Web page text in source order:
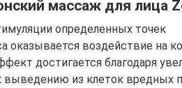
массаж для лица
определенных точек
оказывается воздействие на
достигается благодаря
из клеток вредных